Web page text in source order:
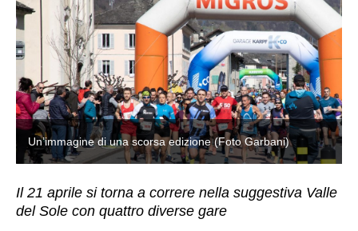
Un’immagine di una scorsa edizione (Foto Garbani)
Il 21 aprile si torna a correre nella suggestiva Valle
del Sole con quattro diverse gare